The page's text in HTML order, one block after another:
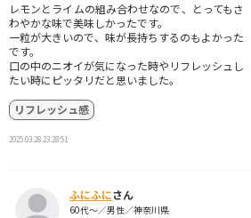
レモンとライムの組み合わせなので、とってもさ
わやかな味で美味しかったです。
一粒が大きいので、味が長持ちするのもよかった
です。
口の中のニオイが気になった時やリフレッシュし
たい時にピッタリだと思いました。
リフレッシュ感
2025.03.28 23:28:51
ふにふにさん
60代～／男性／神奈川県